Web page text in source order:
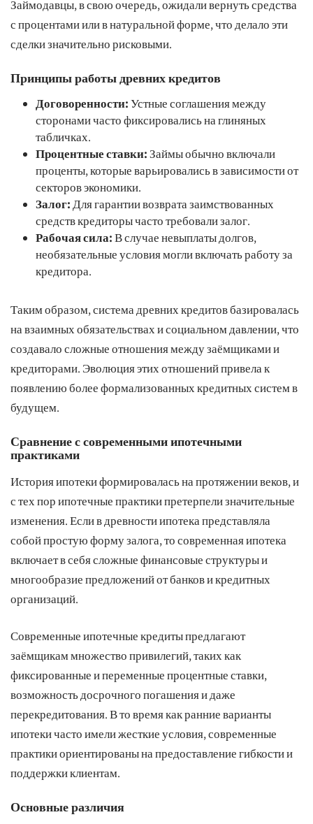
Займодавцы, в свою очередь, ожидали вернуть средства
с процентами или в натуральной форме, что делало эти
сделки значительно рисковыми.
Принципы работы древних кредитов
Договоренности:Устные соглашения между
сторонами часто фиксировались на глиняных
табличках.
Процентные ставки:Займы обычно включали
проценты, которые варьировались в зависимости от
секторов экономики.
Залог:Для гарантии возврата заимствованных
средств кредиторы часто требовали залог.
Рабочая сила:В случае невыплаты долгов,
необязательные условия могли включать работу за
кредитора.
Таким образом, система древних кредитов базировалась
на взаимных обязательствах и социальном давлении, что
создавало сложные отношения между заёмщиками и
кредиторами. Эволюция этих отношений привела к
появлению более формализованных кредитных систем в
будущем.
Сравнение с современными ипотечными
практиками
История ипотеки формировалась на протяжении веков, и
с тех пор ипотечные практики претерпели значительные
изменения. Если в древности ипотека представляла
собой простую форму залога, то современная ипотека
включает в себя сложные финансовые структуры и
многообразие предложений от банков и кредитных
организаций.
Современные ипотечные кредиты предлагают
заёмщикам множество привилегий, таких как
фиксированные и переменные процентные ставки,
возможность досрочного погашения и даже
перекредитования. В то время как ранние варианты
ипотеки часто имели жесткие условия, современные
практики ориентированы на предоставление гибкости и
поддержки клиентам.
Основные различия